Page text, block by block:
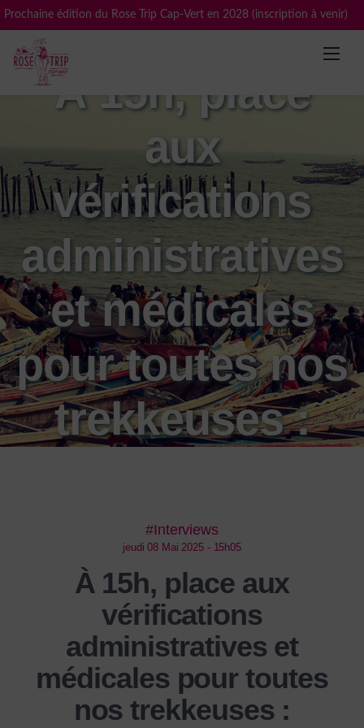
Prochaine édition du Rose Trip Cap-Vert en 2028 (inscription à venir)
Skip
content
À 15h, place
aux
vérifications
administratives
et médicales
pour toutes nos
trekkeuses :
précise !
#Interviews
jeudi 08 Mai 2025 - 15h05
À 15h, place aux
vérifications
administratives et
médicales pour toutes
nos trekkeuses :